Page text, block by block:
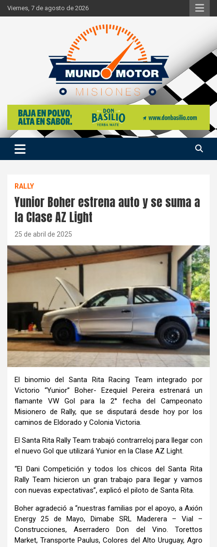
Skip
to
Viernes, 7 de agosto de 2026
Mundo Motor Misiones
Si hay ruido de motores ahí estaremos
RALLY
Yunior Boher estrena auto y se suma a
la Clase AZ Light
25 de abril de 2025
El binomio del Santa Rita Racing Team integrado por
Victorio “Yunior” Boher- Ezequiel Pereira estrenará un
flamante VW Gol para la 2° fecha del Campeonato
Misionero de Rally, que se disputará desde hoy por los
caminos de Eldorado y Colonia Victoria.
El Santa Rita Rally Team trabajó contrarreloj para llegar con
el nuevo Gol que utilizará Yunior en la Clase AZ Light.
“El Dani Competición y todos los chicos del Santa Rita
Rally Team hicieron un gran trabajo para llegar y vamos
con nuevas expectativas”, explicó el piloto de Santa Rita.
Boher agradeció a “nuestras familias por el apoyo, a Axión
Energy 25 de Mayo, Dimabe SRL Maderera – Vial –
Construcciones, Aserradero Don del Vino. Torettos
Market, Transporte Paulus, Colores del Alto Uruguay, Agro